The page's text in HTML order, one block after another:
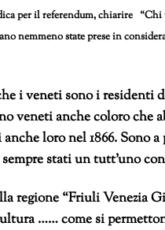
per il referendum, chiarire
nemmeno state prese in
i veneti sono i residenti
veneti anche coloro
loro nel 1866. Sono
stati un tutt’uno
regione “Friuli Venezia
…… come si